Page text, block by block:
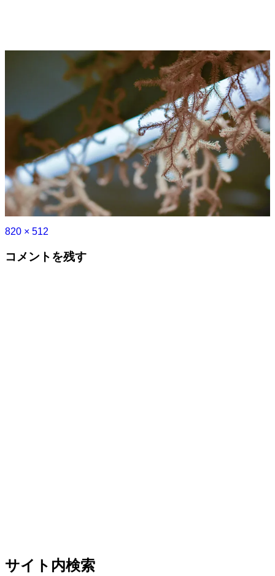
フ
サ
820 × 512
コメントを残す
サイト内検索